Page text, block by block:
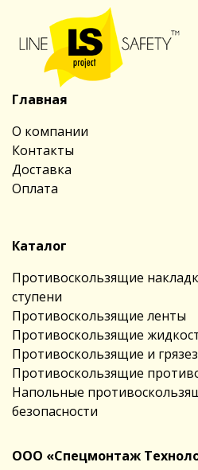
Главная
О компании
Контакты
Доставка
Оплата
Каталог
Противоскользящие
ступени
Противоскользящие ленты
Противоскользящие
Противоскользящие и
Противоскользящие
Напольные
безопасности
ООО «Спецмонтаж